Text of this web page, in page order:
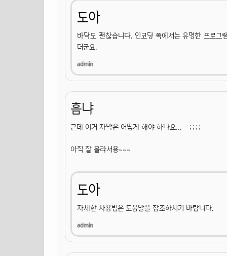
도아
바닥도 괜찮습니다. 인코딩 쪽에서는 유명한 프로
더군요.
흠냐
근데 이거 자막은 어떻게 해야 하나요...--;;;;
아직 잘 몰라서용~~~
도아
자세한 사용법은 도움말을 참조하시기 바랍니다.